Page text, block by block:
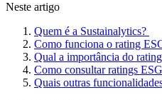
Neste artigo
Quem é a Sustainalytics?
Como funciona o rating
Qual a importância do
Como consultar ratings
Quais outras